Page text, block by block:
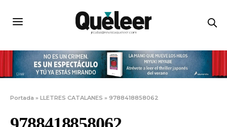
Portada »LLETRES CATALANES »9788418858062